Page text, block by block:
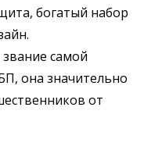
богатый набор
самой
она значительно
от